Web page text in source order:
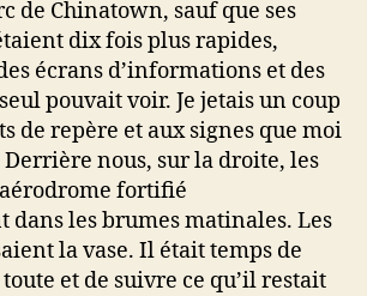
de Chinatown, sauf que ses
dix fois plus rapides,
écrans d’informations et des
pouvait voir. Je jetais un coup
de repère et aux signes que moi
nous, sur la droite, les
fortifié
dans les brumes matinales. Les
la vase. Il était temps de
et de suivre ce qu’il restait